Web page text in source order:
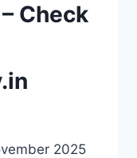
Check
2025